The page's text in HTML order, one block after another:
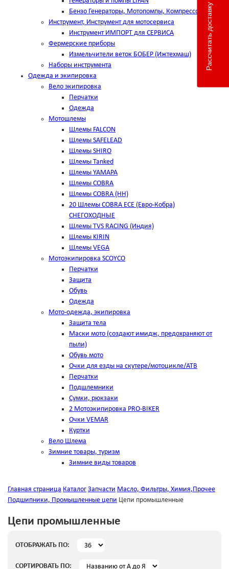
Бензо Генераторы, Мотопомпы, Компрессоры
Инструмент, Инструмент для мотосервиса
Инструмент ИМПОРТ для СЕРВИСА
Фермерские приборы
Измельчители веток БОБЕР (Ижтехмаш)
Наборы инструмента
Одежда и экипировка
Вело экипировка
Перчатки
Одежда
Мотошлемы
Шлемы FALCON
Шлемы SAFELEAD
Шлемы SHIRO
Шлемы Tanked
Шлемы YAMAPA
Шлемы COBRA
Шлемы COBRA (HH)
20 Шлемы COBRA ECE (Евро-Кобра)
СНЕГОХОДНЫЕ
Шлемы TVS RACING (Индия)
Шлемы KIRIN
Шлемы VEGA
Мотоэкипировка SCOYCO
Перчатки
Защита
Обувь
Одежда
Мото-одежда, экипировка
Защита тела
Маски мото (создают имидж, предохраняют от
пыли)
Обувь мото
Очки для езды на скутере/мотоцикле/АТВ
Перчатки
Подшлемники
Сумки, рюкзаки
2 Мотоэкипировка PRO-BIKER
Очки VEMAR
Куртки
Вело Шлема
Зимние товары, туризм
Зимние виды товаров
Главная страница Каталог Запчасти Масло, Фильтры, Химия,Прочее
Подшипники, Промышленные цепи Цепи промышленные
Цепи промышленные
ОТОБРАЖАТЬ ПО:
СОРТИРОВАТЬ ПО:
Рассчитать доставку